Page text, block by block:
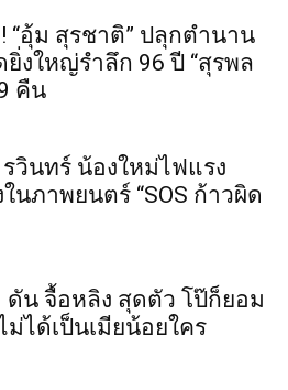
“อุ้ม สุรชาติ” ปลุกตำนาน
ยิ่งใหญ่รำลึก 96 ปี “สุรพล
คืน
วินทร์ น้องใหม่ไฟแรง
นภาพยนตร์ “SOS ก้าวผิด
ดัน จื้อหลิง สุดตัว โป๊ก็ยอม
ม่ได้เป็นเมียน้อยใคร